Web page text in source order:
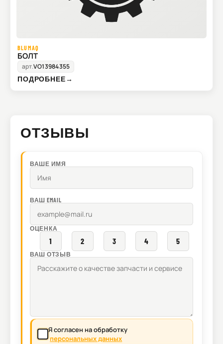
BLUMAQ
БОЛТ
арт.VO13984355
ПОДРОБНЕЕ→
ОТЗЫВЫ
ВАШЕ ИМЯ
ВАШ EMAIL
ОЦЕНКА
1 2 3 4 5
ВАШ ОТЗЫВ
Я согласен на обработку
персональных данных